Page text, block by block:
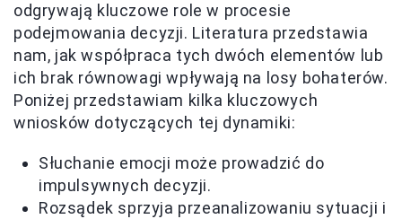
odgrywają kluczowe role w procesie
podejmowania decyzji. Literatura przedstawia
nam, jak współpraca tych dwóch elementów lub
ich brak równowagi wpływają na losy bohaterów.
Poniżej przedstawiam kilka kluczowych
wniosków dotyczących tej dynamiki:
Słuchanie emocji może prowadzić do
impulsywnych decyzji.
Rozsądek sprzyja przeanalizowaniu sytuacji i